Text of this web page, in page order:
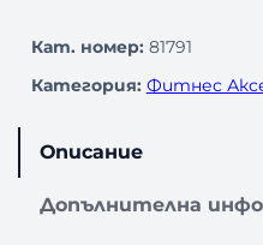
ч
т
о
Кат. номер: 81791
Категория: Фитнес
Описание
Допълнителна